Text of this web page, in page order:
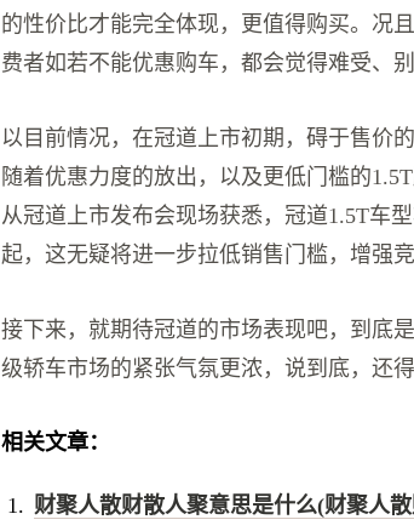
的性价比才能完全体现，更值得购买。况
费者如若不能优惠购车，都会觉得难受、
以目前情况，在冠道上市初期，碍于售价
随着优惠力度的放出，以及更低门槛的
从冠道上市发布会现场获悉，冠道1.5T车
起，这无疑将进一步拉低销售门槛，增强竞
接下来，就期待冠道的市场表现吧，到底
级轿车市场的紧张气氛更浓，说到底，还得
相关文章：
财聚人散财散人聚意思是什么(财聚人